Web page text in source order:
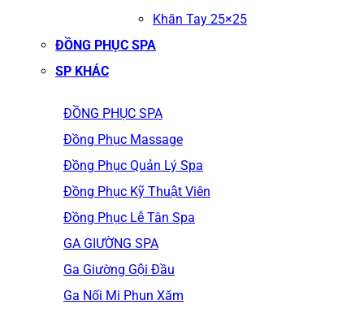
Khăn Tay 25×25
ĐỒNG PHỤC SPA
SP KHÁC
ĐỒNG PHỤC SPA
Đồng Phục Massage
Đồng Phục Quản Lý Spa
Đồng Phục Kỹ Thuật Viên
Đồng Phục Lễ Tân Spa
GA GIƯỜNG SPA
Ga Giường Gội Đầu
Ga Nối Mi Phun Xăm